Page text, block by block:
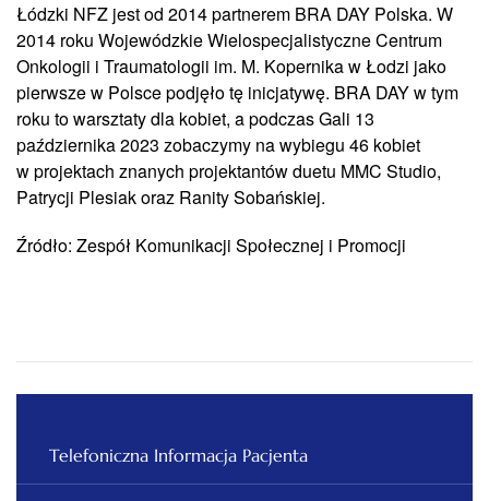
Łódzki NFZ jest od 2014 partnerem BRA DAY Polska. W
2014 roku Wojewódzkie Wielospecjalistyczne Centrum
Onkologii i Traumatologii im. M. Kopernika w Łodzi jako
pierwsze w Polsce podjęło tę inicjatywę. BRA DAY w tym
roku to warsztaty dla kobiet, a podczas Gali 13
października 2023 zobaczymy na wybiegu 46 kobiet
w projektach znanych projektantów duetu MMC Studio,
Patrycji Plesiak oraz Ranity Sobańskiej.
Źródło: Zespół Komunikacji Społecznej i Promocji
Telefoniczna Informacja Pacjenta